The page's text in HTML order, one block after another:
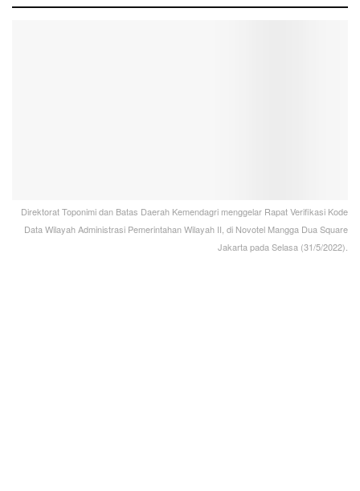
Direktorat Toponimi dan Batas Daerah Kemendagri menggelar Rapat Verifikasi Kode
Data Wilayah Administrasi Pemerintahan Wilayah II, di Novotel Mangga Dua Square
Jakarta pada Selasa (31/5/2022).